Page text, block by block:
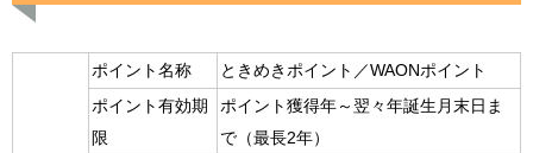
ポイント名称
ときめきポイント／WAONポイント
ポイント有効期
限
ポイント獲得年～翌々年誕生月末日ま
で（最長2年）